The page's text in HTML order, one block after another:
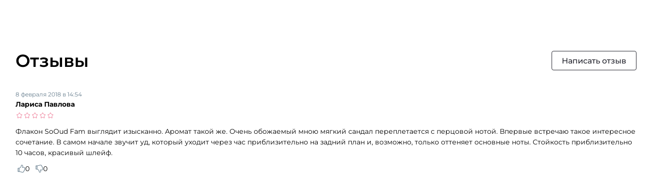
Отзывы Написать отзыв
Лариса Павлова
8 февраля 2018 в 14:54
Флакон SoOud Fam выглядит изысканно. Аромат такой же. Очень обожаемый мною мягкий сандал переплетается с перцовой нотой. Впервые встречаю такое интересное
сочетание. В самом начале звучит уд, который уходит через час приблизительно на задний план и, возможно, только оттеняет основные ноты. Стойкость приблизительно
10 часов, красивый шлейф.
0
0